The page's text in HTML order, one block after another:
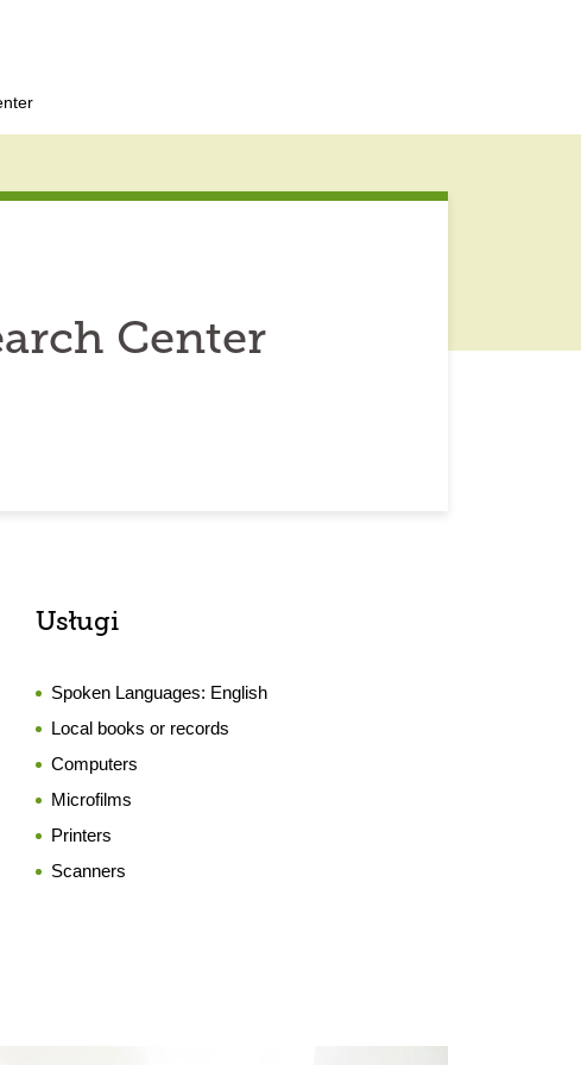
Center
Usługi
Spoken Languages: English
Local books or records
Computers
Microfilms
Printers
Scanners